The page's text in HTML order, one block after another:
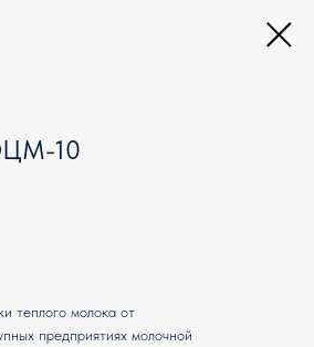
10
теплого молока от
предприятиях молочной